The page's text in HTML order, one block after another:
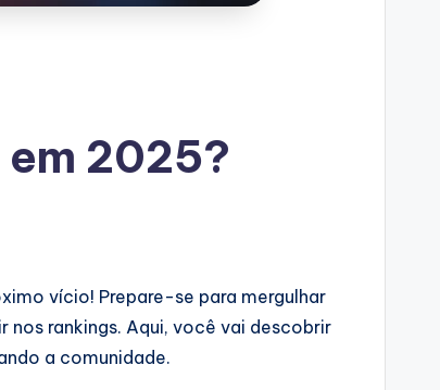
em 2025?
vício! Prepare-se para mergulhar
rankings. Aqui, você vai descobrir
a comunidade.